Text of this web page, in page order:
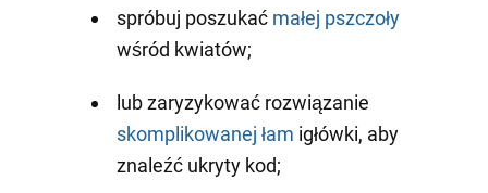
spróbuj poszukać małej pszczoły
wśród kwiatów;
lub zaryzykować rozwiązanie
skomplikowanej łam igłówki, aby
znaleźć ukryty kod;